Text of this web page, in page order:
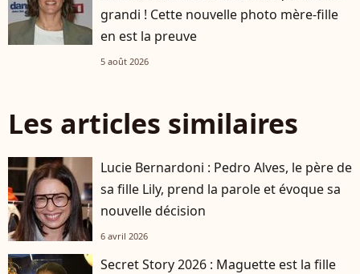
grandi ! Cette nouvelle photo mère-fille
en est la preuve
5 août 2026
Les articles similaires
Lucie Bernardoni : Pedro Alves, le père de
sa fille Lily, prend la parole et évoque sa
nouvelle décision
6 avril 2026
Secret Story 2026 : Maguette est la fille